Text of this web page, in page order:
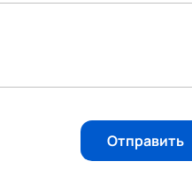
Отправить